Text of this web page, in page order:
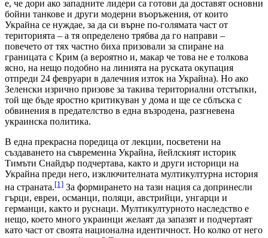
е, че дори ако западните лидери са готови да доставят основни
бойни танкове и други модерни въоръжения, от които
Украйна се нуждае, за да си върне по-голямата част от
територията – а тя определено трябва да го направи –
повечето от тях частно биха призовали за спиране на
границата с Крим (а вероятно и, макар че това не е толкова
ясно, на нещо подобно на линията на руската окупация
отпреди 24 февруари в далечния изток на Украйна). Но ако
Зеленски изрично призове за такива териториални отстъпки,
той ще бъде яростно критикуван у дома и ще се сблъска с
обвинения в предателство в една възродена, разгневена
украинска политика.
В една прекрасна поредица от лекции, посветени на
създаването на съвременна Украйна, йейлският историк
Тимъти Снайдър подчертава, както и други историци на
Украйна преди него, изключителната мултикултурна история
на страната.[1] За формирането на тази нация са допринесли
гърци, евреи, османци, поляци, австрийци, унгарци и
германци, както и руснаци. Мултикултурното наследство е
нещо, което много украинци желаят да запазят и подчертаят
като част от своята национална идентичност. Но колко от него